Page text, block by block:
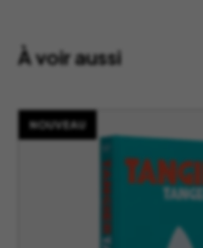
À voir aussi
NOUVEAU